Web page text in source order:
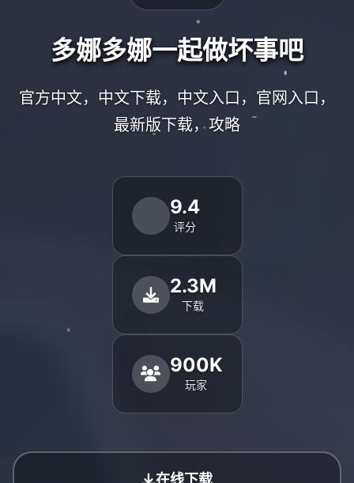
多娜多娜一起做坏事吧
官方中文，中文下载，中文入口，官网入口，
最新版下载，攻略
9.4
评分
2.3M
下载
900K
玩家
在线下载